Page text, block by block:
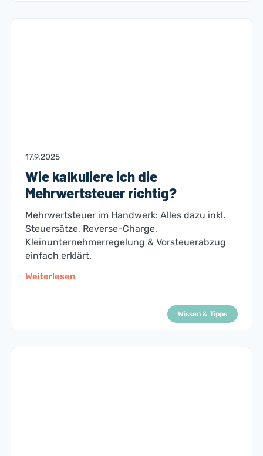
17.9.2025
Wie kalkuliere ich die
Mehrwertsteuer richtig?
Mehrwertsteuer im Handwerk: Alles dazu inkl.
Steuersätze, Reverse-Charge,
Kleinunternehmerregelung & Vorsteuerabzug
einfach erklärt.
Weiterlesen
Wissen & Tipps